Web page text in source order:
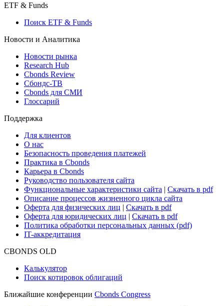
ETF & Funds
Поиск ETF & Funds
Новости и Аналитика
Новости рынка
Research Hub
Cbonds Review
Сбондс-ТВ
Cbonds для СМИ
Глоссарий
Поддержка
Для клиентов
О нас
Безопасность проведения платежей
Практика в Cbonds
Карьера в Cbonds
Руководство пользователя сайта
Функциональные характеристики сайта | Скачать в pdf
Описание процессов жизненного цикла сайта
Оферта для физических лиц | Скачать в pdf
Оферта для юридических лиц | Скачать в pdf
Политика обработки персональных данных (pdf)
IT-аккредитация
CBONDS OLD
Калькулятор
Поиск котировок облигаций
Ближайшие конференции Cbonds Congress